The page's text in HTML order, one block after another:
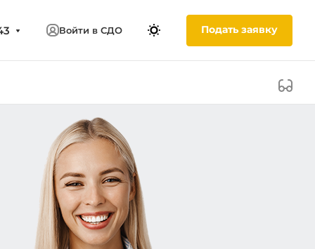
Войти в СДО Подать заявку